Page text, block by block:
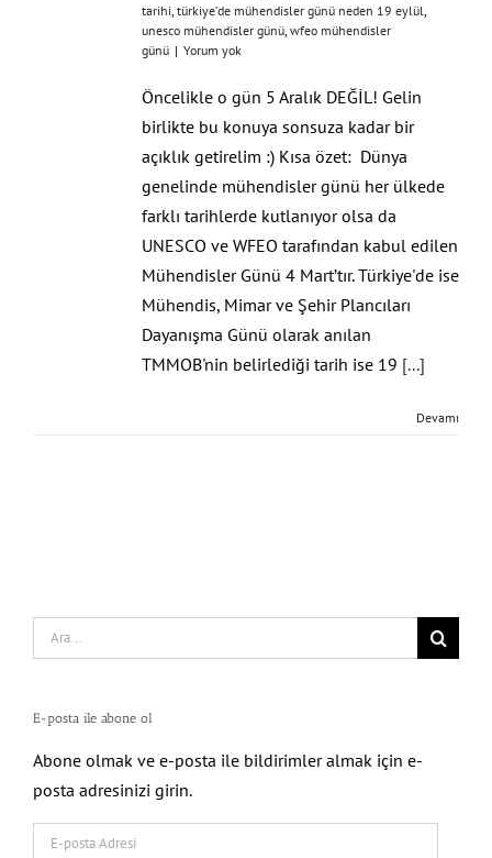
tarihi türkiye’de mühendisler günü neden 19 eylül
unesco mühendisler günü wfeo mühendisler
günü | Yorum yok
Öncelikle o gün 5 Aralık DEĞİL! Gelin
birlikte bu konuya sonsuza kadar bir
açıklık getirelim :) Kısa özet: Dünya
genelinde mühendisler günü her ülkede
farklı tarihlerde kutlanıyor olsa da
UNESCO ve WFEO tarafından kabul edilen
Mühendisler Günü 4 Mart’tır. Türkiye'de ise
Mühendis, Mimar ve Şehir Plancıları
Dayanışma Günü olarak anılan
TMMOB'nin belirlediği tarih ise 19 [...]
Devamı
Search
for:
E-posta ile abone ol
Abone olmak ve e-posta ile bildirimler almak için e-
posta adresinizi girin.